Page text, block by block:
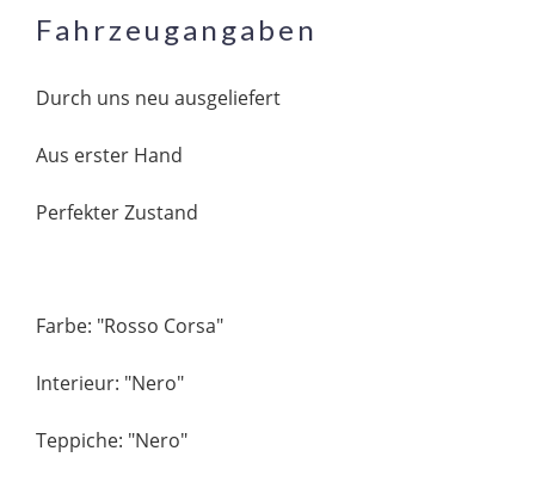
Fahrzeugangaben
Durch uns neu ausgeliefert
Aus erster Hand
Perfekter Zustand
Farbe: "Rosso Corsa"
Interieur: "Nero"
Teppiche: "Nero"